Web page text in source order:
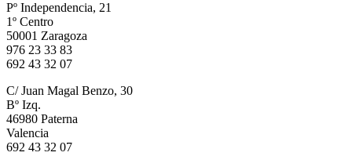
Pº Independencia, 21
1º Centro
50001 Zaragoza
976 23 33 83
692 43 32 07
C/ Juan Magal Benzo, 30
Bº Izq.
46980 Paterna
Valencia
692 43 32 07